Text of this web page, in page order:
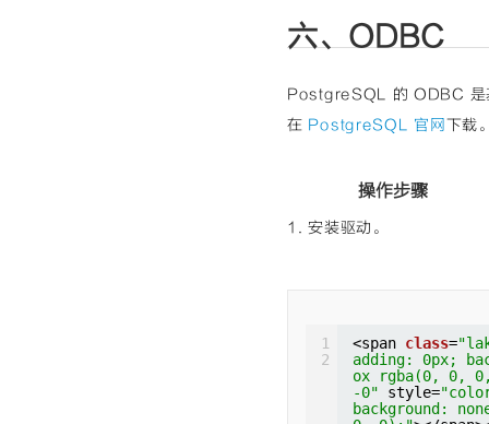
padding: 0px;
-box rgba(0,
punctuation"
round: none
0);">;</span>
ake-lm-pad-
der-box
t"
o repeat
n><span class=
dding: 0px;
ox rgba(0, 0,
153, 0);
oll padding-
ake-lm-pad-
x; padding:
der-box
e 0% 0% /
close()</
yle="color:
0% / auto
六、ODBC
PostgreSQL 的 ODBC
在 PostgreSQL 官网下载
操作步骤
1. 安装驱动。
1
2
<span class=
adding: 0px;
ox rgba(0, 0,
-0"
style=
background: